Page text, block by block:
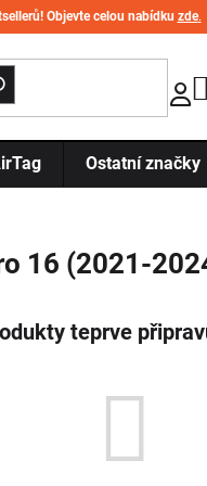
Objevte celou nabídku zde.
Ostatní značky
16 (2021-
teprve